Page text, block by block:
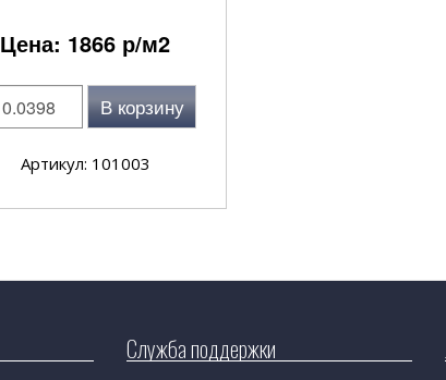
Цена: 1866 р/м2
В корзину
Артикул: 101003
Служба поддержки